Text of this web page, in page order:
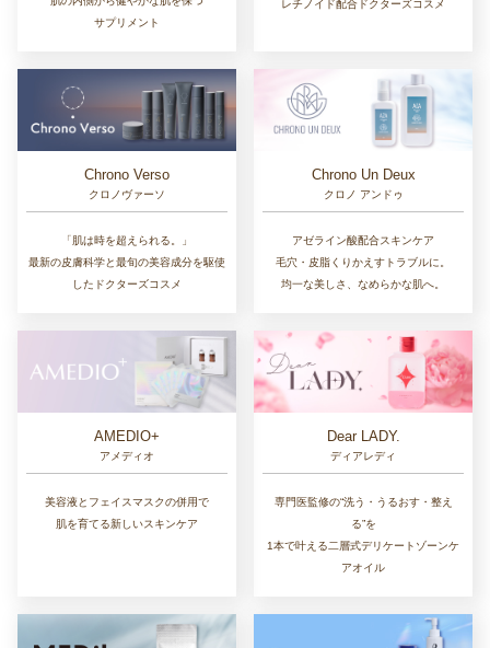
サプリメント
レチノイド配合ドクターズコスメ
Chrono Verso
クロノヴァーソ
「肌は時を超えられる。」
最新の皮膚科学と最旬の美容成分を駆使
したドクターズコスメ
Chrono Un Deux
クロノ アンドゥ
アゼライン酸配合スキンケア
毛穴・皮脂くりかえすトラブルに。
均一な美しさ、なめらかな肌へ。
AMEDIO+
アメディオ
美容液とフェイスマスクの併用で
肌を育てる新しいスキンケア
Dear LADY.
ディアレディ
専門医監修の“洗う・うるおす・整え
る”を
1本で叶える二層式デリケートゾーンケ
アオイル